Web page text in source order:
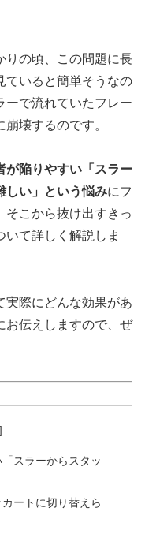
りの頃、この問題に長
ていると簡単そうなの
ーで流れていたフレー
壊するのです。
が陥りやすい「スラー
しい」という悩みにフ
そこから抜け出すきっ
いて詳しく解説しま
実際にどんな効果があ
お伝えしますので、ぜ
スラーからスタッ
ートに切り替えら